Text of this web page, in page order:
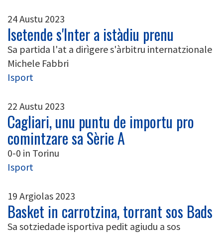
24 Austu 2023
Isetende s'Inter a istàdiu prenu
Sa partida l'at a dirìgere s'àrbitru internatzionale
Michele Fabbri
Isport
22 Austu 2023
Cagliari, unu puntu de importu pro
comintzare sa Sèrie A
0-0 in Torinu
Isport
19 Argiolas 2023
Basket in carrotzina, torrant sos Bads
Sa sotziedade isportiva pedit agiudu a sos